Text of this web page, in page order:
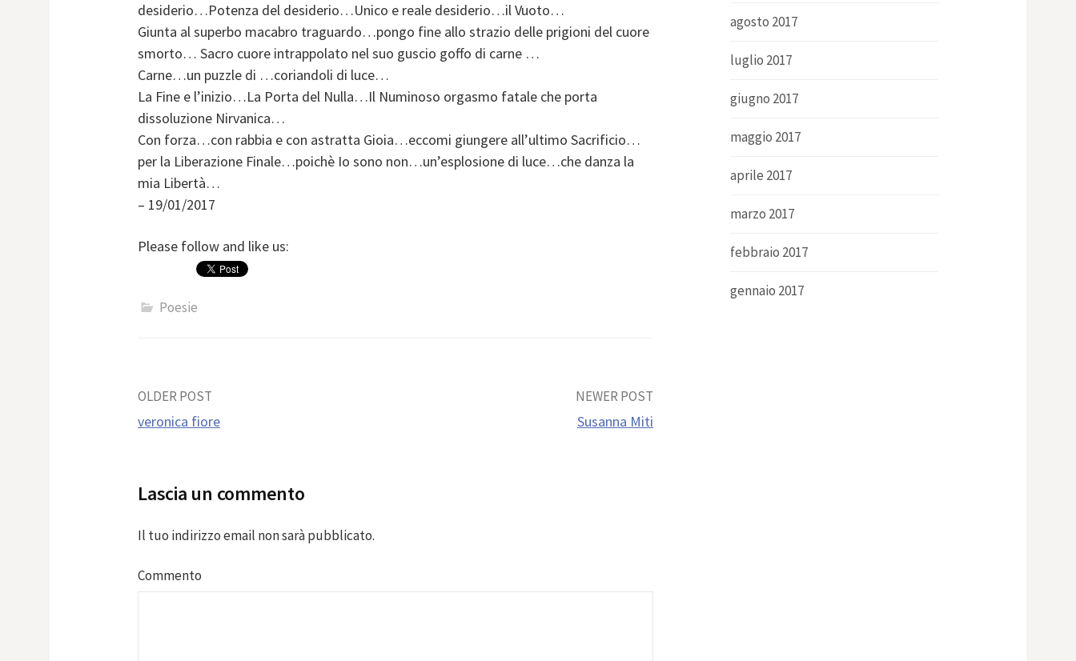
desiderio…Potenza del desiderio…Unico e reale desiderio…il Vuoto…
Giunta al superbo macabro traguardo…pongo fine allo strazio delle prigioni del cuore
smorto… Sacro cuore intrappolato nel suo guscio goffo di carne …
Carne…un puzzle di …coriandoli di luce…
La Fine e l’inizio…La Porta del Nulla…Il Numinoso orgasmo fatale che porta
dissoluzione Nirvanica…
Con forza…con rabbia e con astratta Gioia…eccomi giungere all’ultimo Sacrificio…
per la Liberazione Finale…poichè Io sono non…un’esplosione di luce…che danza la
mia Libertà…
– 19/01/2017
Please follow and like us:
Poesie
Post
OLDER POST
veronica fiore
NEWER POST
Susanna Miti
Lascia un commento
Il tuo indirizzo email non sarà pubblicato.
Commento
agosto 2017
luglio 2017
giugno 2017
maggio 2017
aprile 2017
marzo 2017
febbraio 2017
gennaio 2017